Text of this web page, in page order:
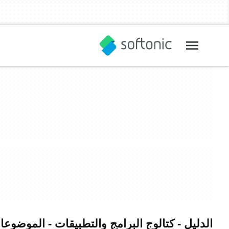
الدليل - كتالوج البرامج والتطبيقات -